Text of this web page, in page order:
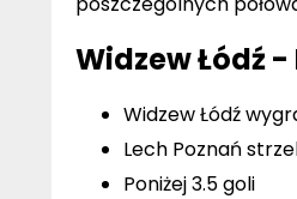
Widzew Łódź
Widzew Łódź
Lech Poznań
Poniżej 3.5 goli